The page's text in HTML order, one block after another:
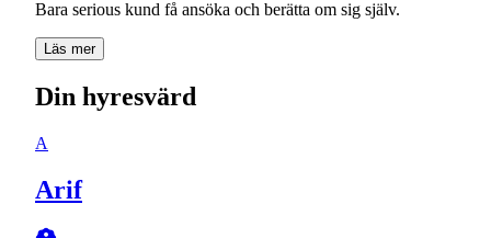
Läs mer
Din hyresvärd
A
Arif